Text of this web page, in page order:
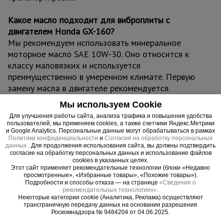
Какое масло подходит для виброплиты с
двигателем Honda GX-160?
Мы рекомендуем использовать минеральное
моторное масло SAE 10W-30. Оно относится к
классу маловязких и используется
преимущественно в умеренном климате. Первую
замену масла в двигателе рекомендуется
проводить после 20 часов (первый месяц)
суммарной работы. Дальнейшее обслуживание и
замена масла должны проводиться после
каждых 100 часов (6 месяцев) эксплуатации.
Важно!
Проверяйте уровень масла перед каждым
использованием - недостаточное количество или
его отсутствие может привести к
неисправностям.
Мы используем Cookie
Для улучшения работы сайта, анализа трафика и повышения удобства
пользователей, мы применяем cookies, а также счетчики Яндекс.Метрики
и Google Analytics. Персональные данные могут обрабатываться в рамках
Политики конфиденциальности и Согласия на обработку персональных
данных
. Для продолжения использования сайта, вы должны подтвердить
согласие на обработку персональных данных и использование файлов
cookies в указанных целях.
Этот сайт применяет рекомендательные технологии (блоки «Недавно
просмотренные», «Избранные товары», «Похожие товары»).
Подробности и способы отказа — на странице «Сведения о
рекомендательных технологиях»
Некоторые категории cookie (Аналитика, Реклама) осуществляют
трансграничную передачу данных на основании разрешения
Роскомнадзора № 9484204 от 04.06.2025.